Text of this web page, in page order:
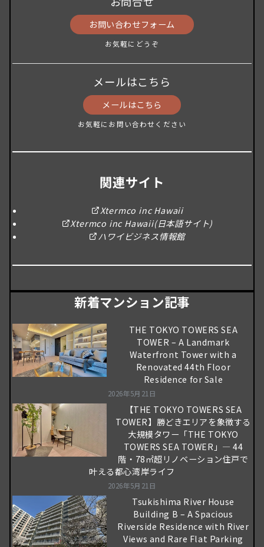
お問い合わせフォーム
お気軽にどうぞ
メールはこちら
メールはこちら
お気軽にお問い合わせください
関連サイト
Xtermco inc Hawaii
Xtermco inc Hawaii(日本語サイト)
ハワイビジネス情報館
新着マンション記事
THE TOKYO TOWERS SEA
TOWER – A Landmark
Waterfront Tower with a
Renovated 44th Floor
Residence for Sale
2026年5月21日
【THE TOKYO TOWERS SEA
TOWER】勝どきエリアを象徴する
大規模タワー「THE TOKYO
TOWERS SEA TOWER」― 44
階・78㎡超リノベーション住戸で
叶える都心湾岸ライフ
2026年5月21日
Tsukishima River House
Building B – A Spacious
Riverside Residence with River
Views and Rare Flat Parking